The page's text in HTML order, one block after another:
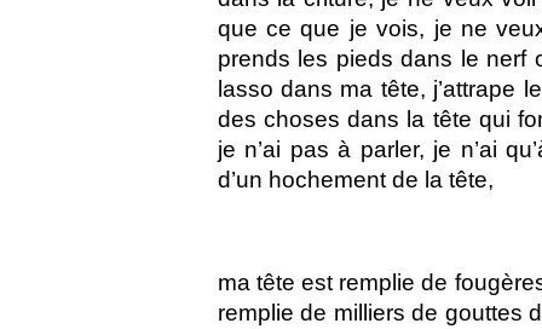
que ce que je vois, je ne
prends les pieds dans le nerf
lasso dans ma tête, j’attrape
des choses dans la tête qui
je n’ai pas à parler, je n’ai
d’un hochement de la tête,
ma tête est remplie de
remplie de milliers de gouttes